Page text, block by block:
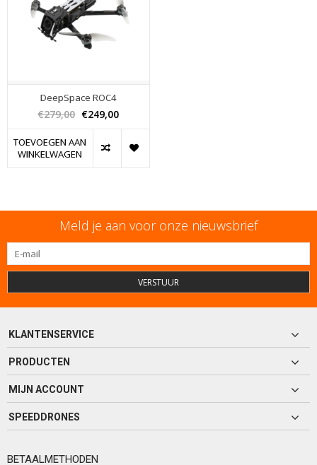
DeepSpace ROC4
€279,00 €249,00
TOEVOEGEN AAN
WINKELWAGEN
Meld je aan voor onze nieuwsbrief
VERSTUUR
KLANTENSERVICE
PRODUCTEN
MIJN ACCOUNT
SPEEDDRONES
BETAALMETHODEN